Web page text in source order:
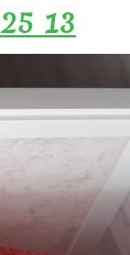
13